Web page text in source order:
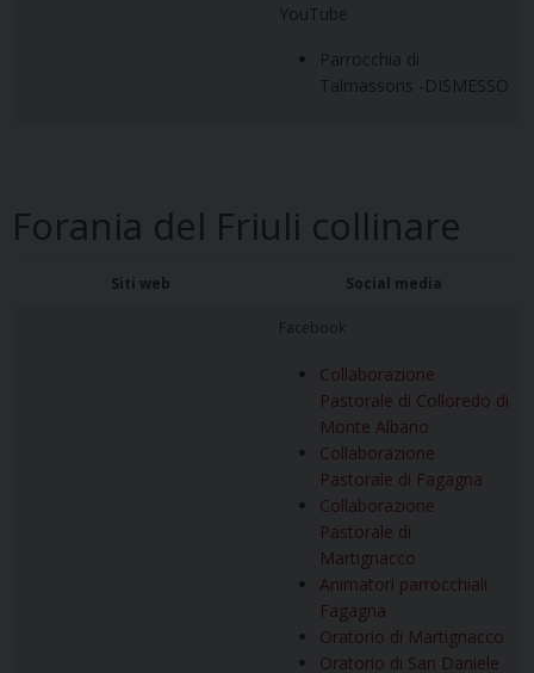
YouTube
Parrocchia di
Talmassons -DISMESSO
Forania del Friuli collinare
Siti web Social media
Facebook
Collaborazione
Pastorale di Colloredo di
Monte Albano
Collaborazione
Pastorale di Fagagna
Collaborazione
Pastorale di
Martignacco
Animatori parrocchiali
Fagagna
Oratorio di Martignacco
Oratorio di San Daniele